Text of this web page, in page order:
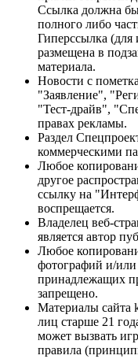
Ссылка должна
полного либо
Гиперссылка (для
размещена в
материала.
Новости с
"Заявление",
"Тест-драйв",
правах рекламы.
Раздел
коммерческими
Любое
другое
ссылку на
воспрещается.
Владелец веб-
является автор
Любое
фотографий и/или
принадлежащих
запрещено.
Материалы сайта
лиц старше 21
может вызвать
правила